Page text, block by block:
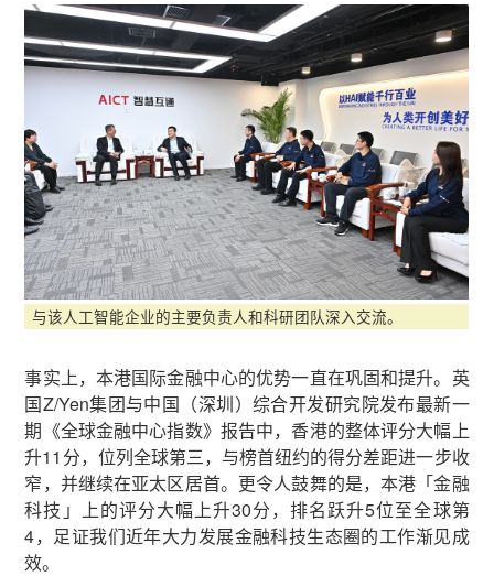
与该人工智能企业的主要负责人和科研团队深入交流。
事实上，本港国际金融中心的优势一直在巩固和提升。英
国Z/Yen集团与中国（深圳）综合开发研究院发布最新一
期《全球金融中心指数》报告中，香港的整体评分大幅上
升11分，位列全球第三，与榜首纽约的得分差距进一步收
窄，并继续在亚太区居首。更令人鼓舞的是，本港「金融
科技」上的评分大幅上升30分，排名跃升5位至全球第
4，足证我们近年大力发展金融科技生态圈的工作渐见成
效。